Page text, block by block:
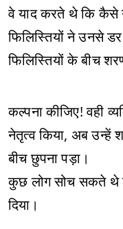
वे याद करते थे कि कैसे
फिलिस्तियों ने उनसे
फिलिस्तियों के बीच
कल्पना कीजिए! वही
नेतृत्व किया, अब उन्हें
बीच छुपना पड़ा।
कुछ लोग सोच सकते थे
दिया।